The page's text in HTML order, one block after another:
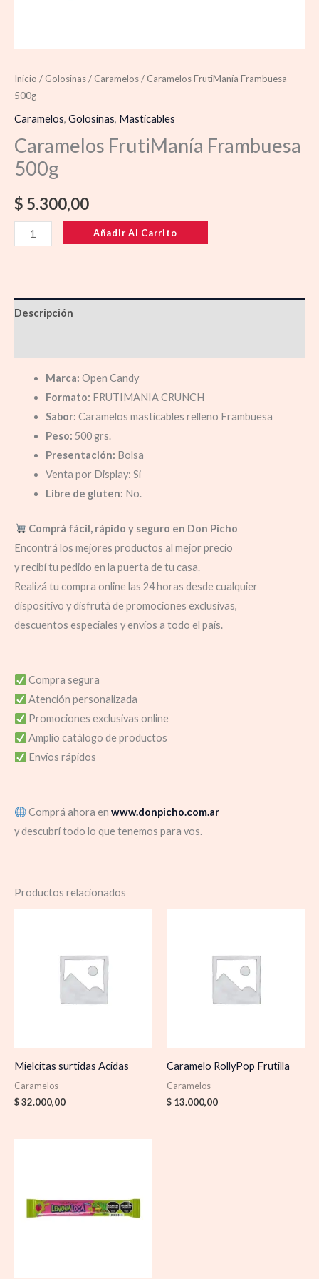
Inicio / Golosinas/ Caramelos/ Caramelos FrutiManía Frambuesa
500g
Caramelos, Golosinas, Masticables
Caramelos FrutiManía Frambuesa
500g
$ 5.300,00
Añadir Al Carrito
Descripción
Marca: Open Candy
Formato: FRUTIMANIA CRUNCH
Sabor: Caramelos masticables relleno Frambuesa
Peso: 500 grs.
Presentación: Bolsa
Venta por Display: Si
Libre de gluten: No.
Comprá fácil, rápido y seguro en Don Picho
Encontrá los mejores productos al mejor precio
y recibí tu pedido en la puerta de tu casa.
Realizá tu compra online las 24 horas desde cualquier
dispositivo y disfrutá de promociones exclusivas,
descuentos especiales y envíos a todo el país.
Compra segura
Atención personalizada
Promociones exclusivas online
Amplio catálogo de productos
Envíos rápidos
Comprá ahora en www.donpicho.com.ar
y descubrí todo lo que tenemos para vos.
Productos relacionados
Mielcitas surtidas Acidas
Caramelos
$32.000,00
Caramelo RollyPop Frutilla
Caramelos
$ 13.000,00